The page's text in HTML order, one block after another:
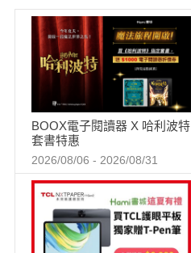
BOOX電子閱讀器 X 哈利波特
套書特惠
2026/08/06 - 2026/08/31